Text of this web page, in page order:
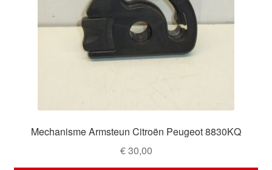
Mechanisme Armsteun Citroën Peugeot 8830KQ
€30,00